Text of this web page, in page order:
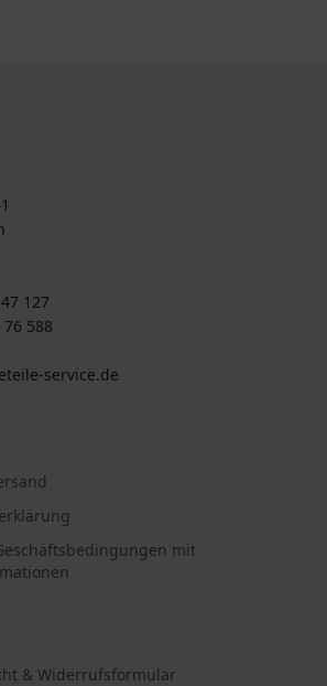
127
76 588
service.de
mit
& Widerrufsformular